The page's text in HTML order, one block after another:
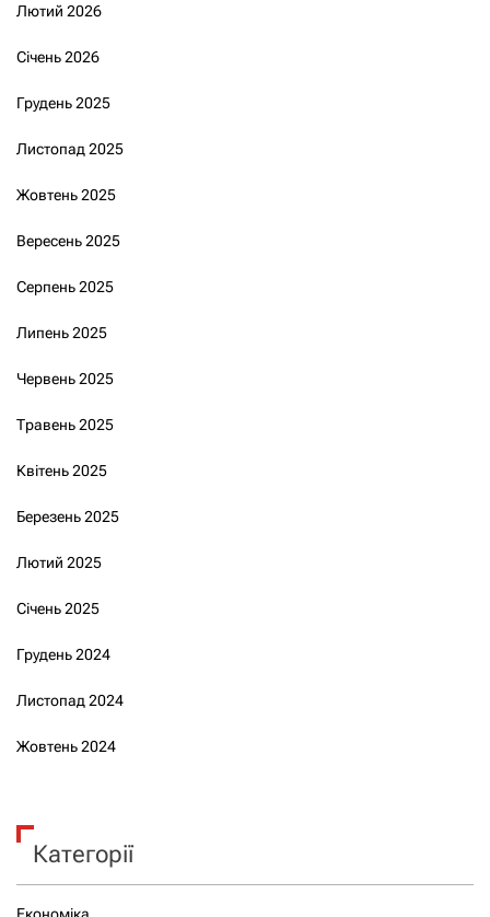
Лютий 2026
Січень 2026
Грудень 2025
Листопад 2025
Жовтень 2025
Вересень 2025
Серпень 2025
Липень 2025
Червень 2025
Травень 2025
Квітень 2025
Березень 2025
Лютий 2025
Січень 2025
Грудень 2024
Листопад 2024
Жовтень 2024
Категорії